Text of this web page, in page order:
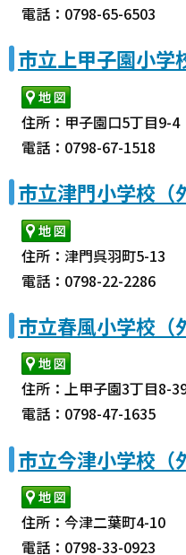
電話：0798-65-6503
市立上甲子園小学
住所：甲子園口5丁目9-4
電話：0798-67-1518
市立津門小学校（
住所：津門呉羽町5-13
電話：0798-22-2286
市立春風小学校（
住所：上甲子園3丁目8-
電話：0798-47-1635
市立今津小学校（
住所：今津二葉町4-10
電話：0798-33-0923